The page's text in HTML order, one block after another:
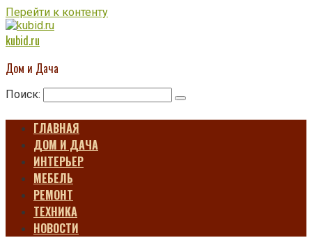
Перейти к контенту
kubid.ru
Дом и Дача
Поиск:
ГЛАВНАЯ
ДОМ И ДАЧА
ИНТЕРЬЕР
МЕБЕЛЬ
РЕМОНТ
ТЕХНИКА
НОВОСТИ